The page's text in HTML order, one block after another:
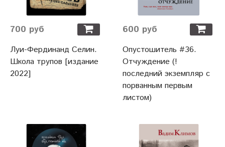
700 руб
Луи-Фердинанд Селин.
Школа трупов [издание
2022]
600 руб
Опустошитель #36.
Отчуждение (!
последний экземпляр с
порванным первым
листом)